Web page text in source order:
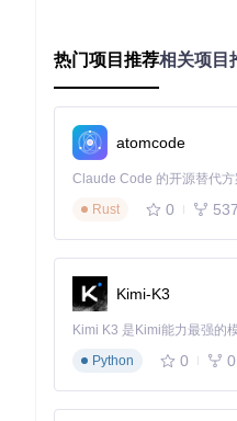
这种设计确保了系统在主
智能预测与优化引擎
电价数据的价值不仅在于
price_forecast =
    granularity=
    confidence_level=
# 基于预测结果生成优化建
optimizer =
    storage_capacity=
    max_charge_rate=
15
热门项目推荐相关项目
atomcode
Rust
0 537
Kimi-K3
Python
0 0